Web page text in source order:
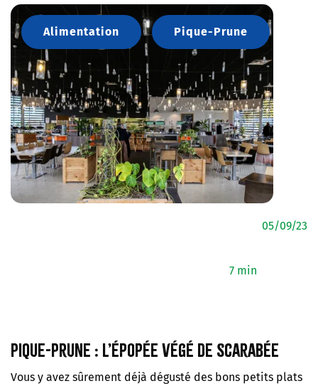
Alimentation Pique-Prune
7 min
05/09/23
Pique-Prune : l’épopée végé de Scarabée
Vous y avez sûrement déjà dégusté des bons petits plats